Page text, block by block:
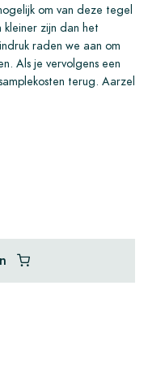
om van deze tegel
kleiner zijn dan het
raden we aan om
Als je vervolgens een
terug. Aarzel